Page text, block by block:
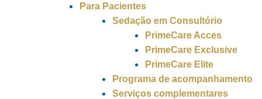
Para Pacientes
Sedação em Consultório
PrimeCare Acces
PrimeCare Exclusive
PrimeCare Elite
Programa de acompanhamento
Serviços complementares